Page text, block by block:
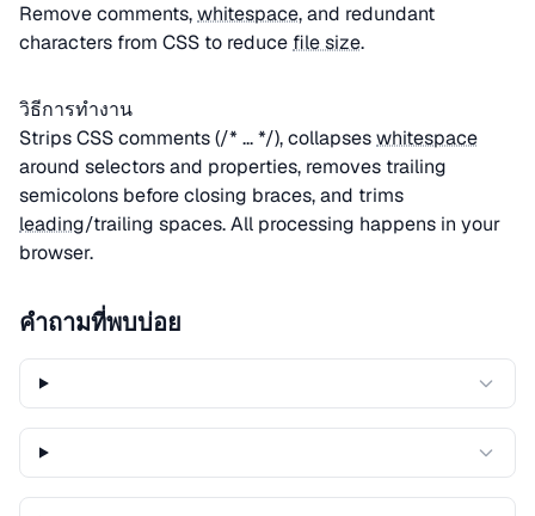
Remove comments,whitespace, and redundant
characters from CSS to reduce file size.
วิธีการทำงาน
Strips CSS comments (/* ... */), collapseswhitespace
around selectors and properties, removes trailing
semicolons before closing braces, and trims
leading/trailing spaces. All processing happens in your
browser.
คำถามที่พบบ่อย